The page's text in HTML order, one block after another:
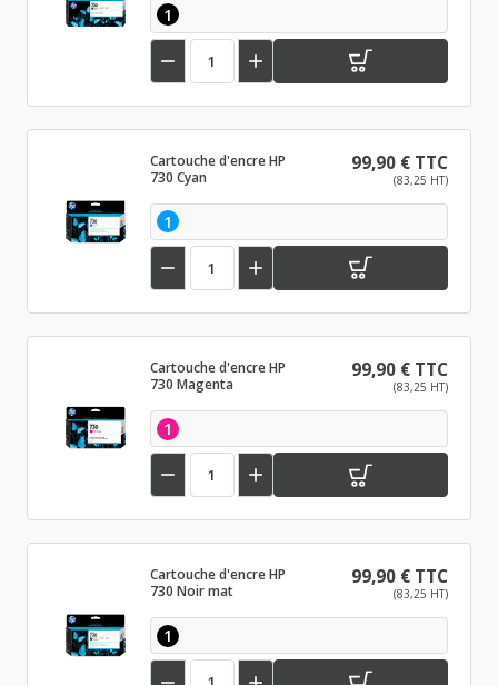
1
 
Cartouche d'encre HP
730 Cyan
99,90 € TTC
(83,25 HT)
1
 
Cartouche d'encre HP
730 Magenta
99,90 € TTC
(83,25 HT)
1
 
Cartouche d'encre HP
730 Noir mat
99,90 € TTC
(83,25 HT)
1